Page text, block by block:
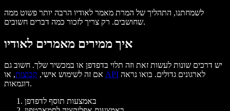
לשמחתנו, התהליך של המרת מאמר לאודיו הרבה יותר פשוט ממה
שחושבים. רק צריך לזכור כמה דברים חשובים.
איך ממירים מאמרים לאודיו
יש דרכים שונות לעשות זאת וזה תלוי בדפדפן או במכשיר שלך. חשוב גם
אם זה לשימוש אישי, קבוצות API
דוגמאות.
באמצעות תוסף לדפדפן